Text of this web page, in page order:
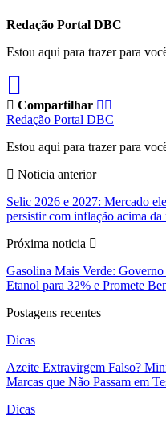
Redação Portal DBC
Estou aqui para trazer para
Compartilhar
Redação Portal DBC
Estou aqui para trazer para
Noticia anterior
Selic 2026 e 2027: Mercado
persistir com inflação acima da
Próxima noticia
Gasolina Mais Verde:
Etanol para 32% e Promete
Postagens recentes
Dicas
Azeite Extravirgem Falso?
Marcas que Não Passam em
Dicas